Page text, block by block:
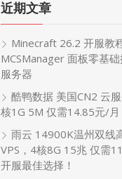
近期文章
Minecraft 26.2 开服教
MCSManager 面板零基础
服务器
酷鸭数据 美国CN2 云
核1G 5M 仅需14.85元/月
雨云 14900K温州双线
VPS，4核8G 15兆 仅需
开服最佳选择！